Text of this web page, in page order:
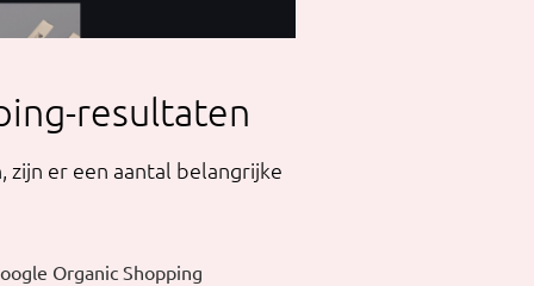
resultaten
er een aantal belangrijke
Organic Shopping